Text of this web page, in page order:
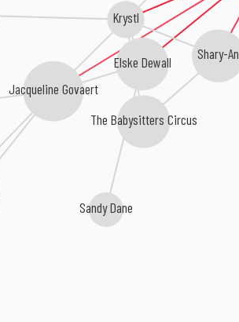
Elske Dewall
Krystl
Shary-An
Jacqueline Govaert
Sandy Dane
The Babysitters Circus